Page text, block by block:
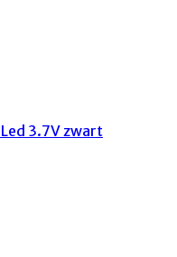
3.7V zwart